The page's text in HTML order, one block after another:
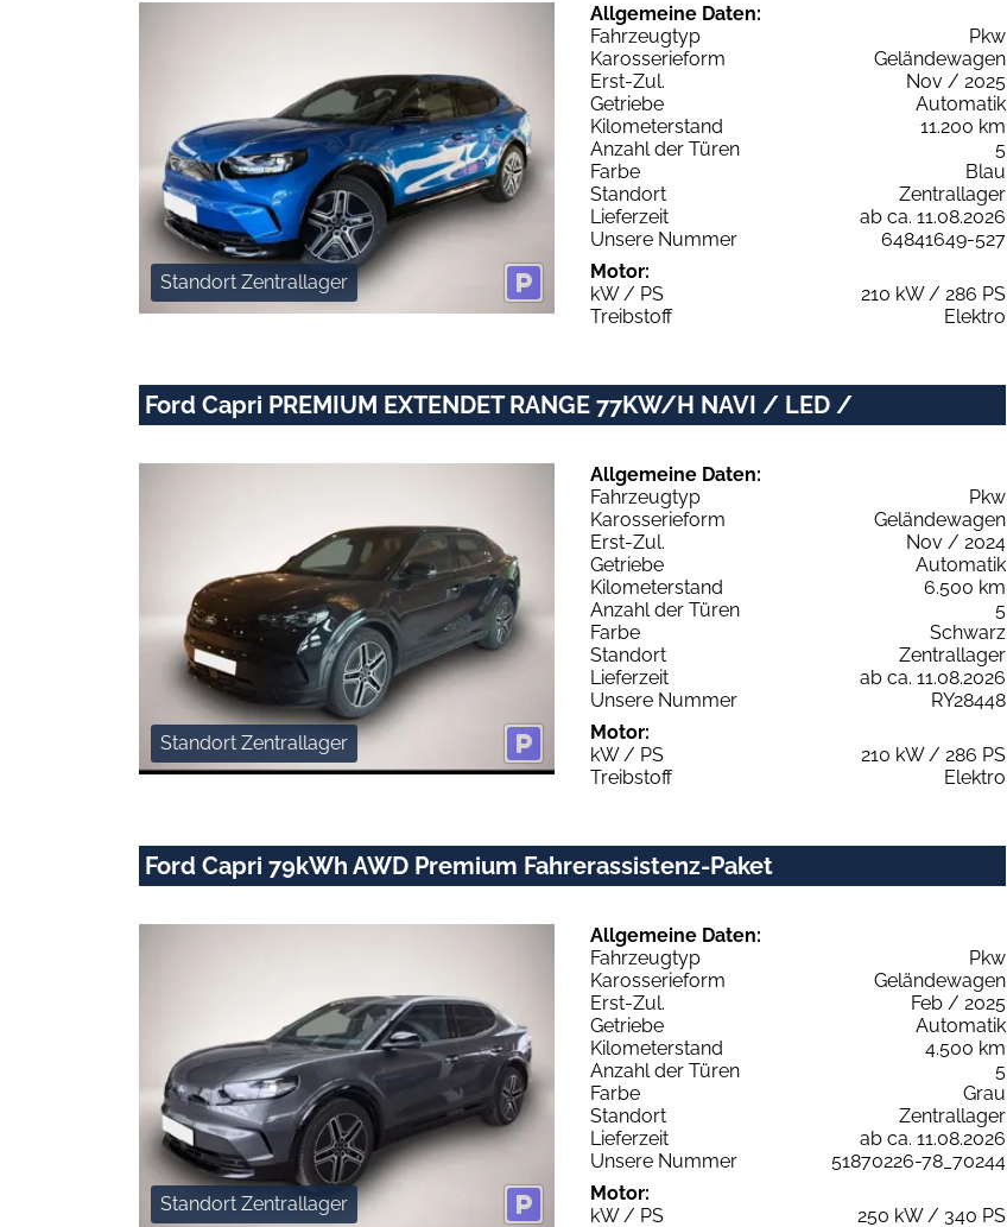
Standort Zentrallager
Allgemeine Daten:
Fahrzeugtyp
Pkw
Karosserieform
Geländewagen
Erst-Zul.
Nov / 2025
Getriebe
Automatik
Kilometerstand
11.200 km
Anzahl der Türen
5
Farbe
Blau
Standort
Zentrallager
Lieferzeit
ab ca. 11.08.2026
Unsere Nummer
64841649-527
Motor:
kW / PS
210 kW / 286 PS
Treibstoff
Elektro
Ford Capri PREMIUM EXTENDET RANGE 77KW/H NAVI / LED /
Standort Zentrallager
Allgemeine Daten:
Fahrzeugtyp
Pkw
Karosserieform
Geländewagen
Erst-Zul.
Nov / 2024
Getriebe
Automatik
Kilometerstand
6.500 km
Anzahl der Türen
5
Farbe
Schwarz
Standort
Zentrallager
Lieferzeit
ab ca. 11.08.2026
Unsere Nummer
RY28448
Motor:
kW / PS
210 kW / 286 PS
Treibstoff
Elektro
Ford Capri 79kWh AWD Premium Fahrerassistenz-Paket
Standort Zentrallager
Allgemeine Daten:
Fahrzeugtyp
Pkw
Karosserieform
Geländewagen
Erst-Zul.
Feb / 2025
Getriebe
Automatik
Kilometerstand
4.500 km
Anzahl der Türen
5
Farbe
Grau
Standort
Zentrallager
Lieferzeit
ab ca. 11.08.2026
Unsere Nummer
51870226-78_70244
Motor:
kW / PS
250 kW / 340 PS